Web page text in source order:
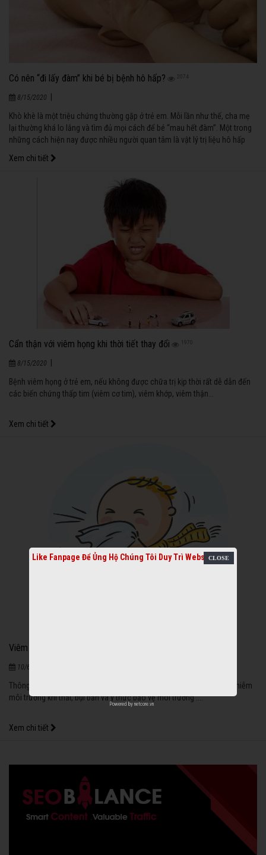
Có nên “đi lấy đàm” khi bé bị bệnh hô hấp? 2074
8/15/2020
Khò khè là một triệu chứng thường gặp ở trẻ em. Mỗi lần như thế, cha mẹ
lại thường khá lo lắng và tìm đủ mọi cách để bé “mau hết đàm”. Một trong
những cách hiện nay được nhiều người quan tâm là vật lý trị liệu hô hấp
Xem chi tiết
Cẩn thận với viêm họng khi thời tiết thay đổi 1970
8/15/2020
Bệnh viêm họng ở trẻ em, nếu không được chữa trị kịp thời rất dễ dẫn đến
các biến chứng thấp tim (viêm cơ tim), viêm khớp, viêm thận...
Xem chi tiết
Viêm đường hô hấp thường gặp trẻ em
10/6/2021
Thông qua sự phát triển của xã hội, sự biến đổi khí hậu toàn cầu, ô nhiễm
môi trường khí thải, bụi bẩn và ý thưc bảo vệ môi trường ....
Xem chi tiết
Like Fanpage Để Ủng Hộ Chúng Tôi Duy Trì Website
Powered by netcore.vn